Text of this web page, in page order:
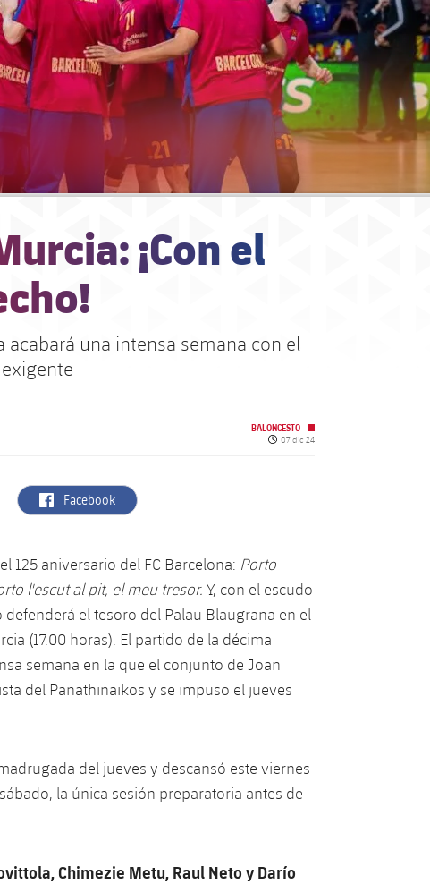
¡Con el
acabará una intensa semana con el
BALONCESTO
Fecha de publicación
07 dic 24
label.aria.facebook
Facebook
125 aniversario del FC Barcelona: Porto
l'escut al pit, el meu tresor. Y, con el escudo
el tesoro del Palau Blaugrana en el
(17.00 horas). El partido de la décima
semana en la que el conjunto de Joan
del Panathinaikos y se impuso el jueves
del jueves y descansó este viernes
la única sesión preparatoria antes de
Chimezie Metu, Raul Neto y Darío